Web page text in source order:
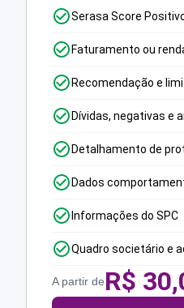
Serasa Score
Faturamento ou
Recomendação e
Dívidas, negativas e
Detalhamento de
Dados
Informações do SPC
Quadro societário e
A partir deR$